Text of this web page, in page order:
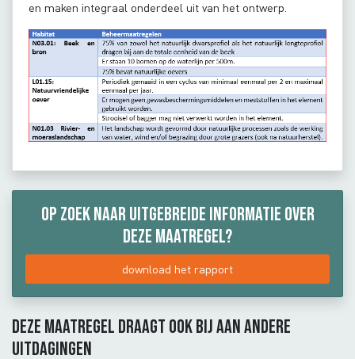
en maken integraal onderdeel uit van het ontwerp.
Op zoek naar uitgebreide informatie over
deze maatregel?
download het rapport
Deze maatregel draagt ook bij aan andere
uitdagingen